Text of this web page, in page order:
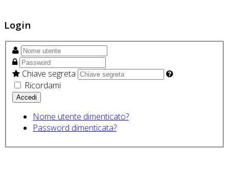
Login
Chiave segreta
Ricordami
Nome utente dimenticato?
Password dimenticata?